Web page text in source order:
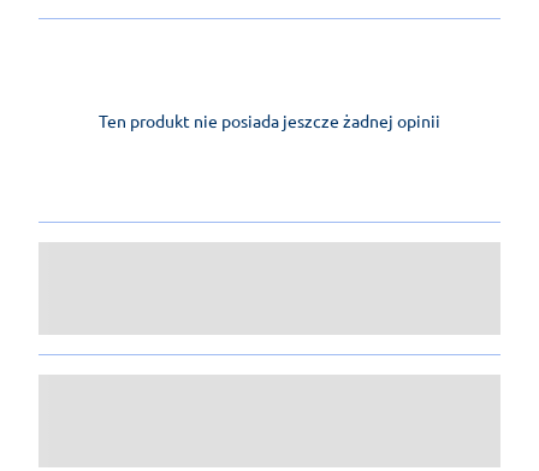
Ten produkt nie posiada jeszcze żadnej opinii